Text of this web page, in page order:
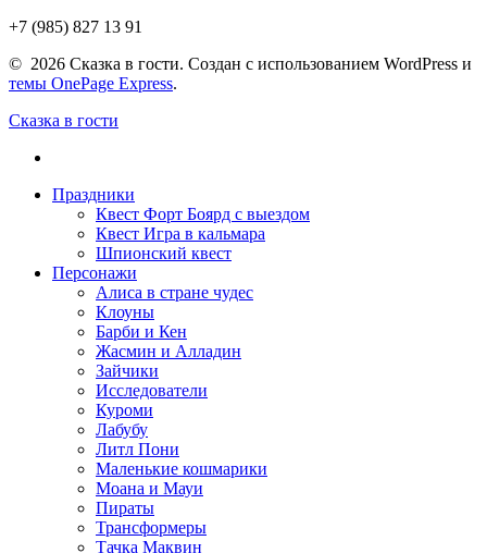
+7 (985) 827 13 91
© 2026 Сказка в гости. Создан с использованием WordPress и
темы OnePage Express.
Сказка в гости
Праздники
Квест Форт Боярд с выездом
Квест Игра в кальмара
Шпионский квест
Персонажи
Алиса в стране чудес
Клоуны
Барби и Кен
Жасмин и Алладин
Зайчики
Исследователи
Куроми
Лабубу
Литл Пони
Маленькие кошмарики
Моана и Мауи
Пираты
Трансформеры
Тачка Маквин